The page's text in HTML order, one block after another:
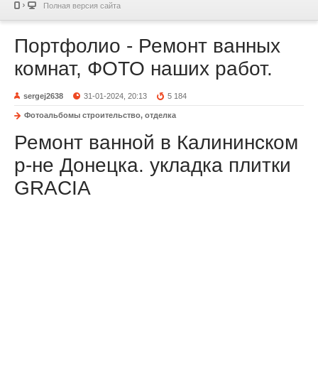
Полная версия сайта
Портфолио - Ремонт ванных
комнат, ФОТО наших работ.
sergej2638 31-01-2024, 20:13 5 184
Фотоальбомы строительство, отделка
Ремонт ванной в Калининском
р-не Донецка. укладка плитки
GRACIA